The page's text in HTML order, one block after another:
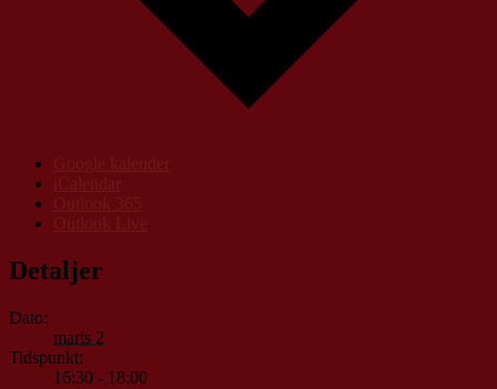
Detaljer
Dato:
marts 2
Tidspunkt:
16:30 - 18:00